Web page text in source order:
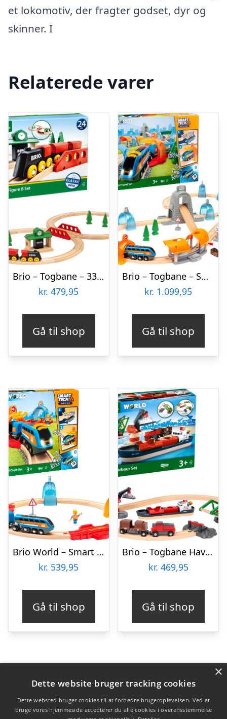
et lokomotiv, der fragter godset, dyr og
skinner. I
Relaterede varer
Brio – Togbane – 33028
kr. 479,95
Gå til shop
Brio – Togbane – Smart Tech Sound Action Tunnel Sæt – 33972
kr. 1.099,95
Gå til shop
Brio World – Smart Tech Togbane Og Elektrisk Tog – 33974
kr. 539,95
Gå til shop
Brio – Togbane Havnesæt – 33061
kr. 469,95
Gå til shop
Varekategorier
Produkter
×
Dette website bruger tracking cookies
Dette websted bruger cookies til at forbedre brugeroplevelsen. Ved at
bruge vores hjemmeside accepterer du alle cookies i overensstemmelse